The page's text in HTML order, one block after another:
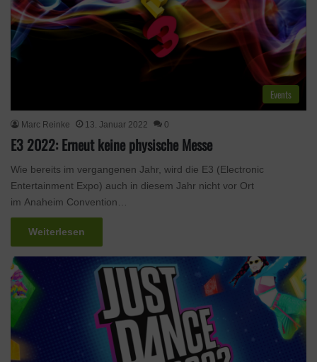
Events
Marc Reinke 13. Januar 2022 0
E3 2022: Erneut keine physische Messe
Wie bereits im vergangenen Jahr, wird die E3 (Electronic
Entertainment Expo) auch in diesem Jahr nicht vor Ort
im Anaheim Convention…
Weiterlesen